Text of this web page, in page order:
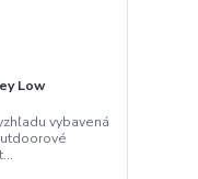
Low
vybavená